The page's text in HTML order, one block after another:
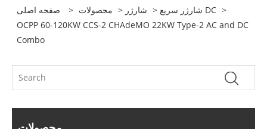
صفحه اصلی > محصولات > شارژر > شارژر سریع DC >
OCPP 60-120KW CCS-2 CHAdeMO 22KW Type-2 AC and DC
Combo